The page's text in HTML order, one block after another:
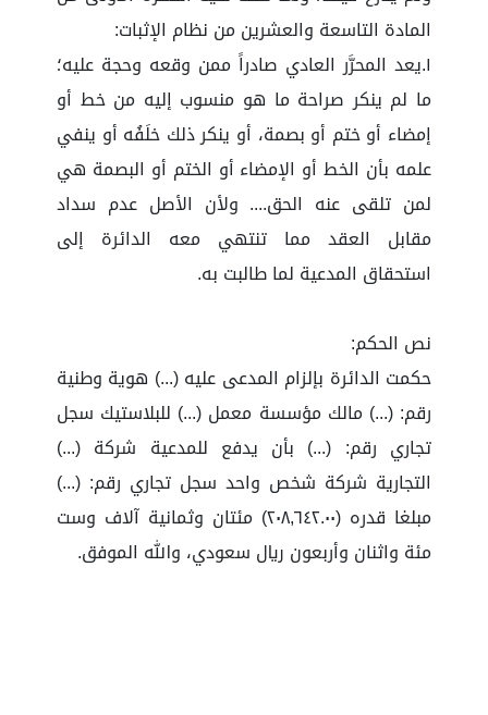
المادة التاسعة والعشرين من نظام الإثبات:
١.يعد المحرَّر العادي صادراً ممن وقعه وحجة عليه؛
ما لم ينكر صراحة ما هو منسوب إليه من خط أو
إمضاء أو ختم أو بصمة، أو ينكر ذلك خلَفُه أو ينفي
علمه بأن الخط أو الإمضاء أو الختم أو البصمة هي
لمن تلقى عنه الحق.... ولأن الأصل عدم سداد
مقابل العقد مما تنتهي معه الدائرة إلى
استحقاق المدعية لما طالبت به.
نص الحكم:
حكمت الدائرة بإلزام المدعى عليه (...) هوية وطنية
رقم: (...) مالك مؤسسة معمل (...) للبلاستيك سجل
تجاري رقم: (...) بأن يدفع للمدعية شركة (...)
التجارية شركة شخص واحد سجل تجاري رقم: (...)
مبلغا قدره (٢٠٨,٦٤٢.٠٠) مئتان وثمانية آلاف وست
مئة واثنان وأربعون ريال سعودي، والله الموفق.